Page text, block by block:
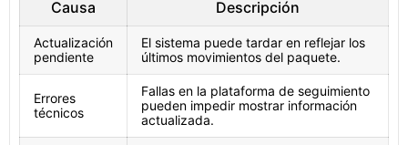
Causa Descripción
Actualización
pendiente
El sistema puede tardar en reflejar los
últimos movimientos del paquete.
Errores
técnicos
Fallas en la plataforma de seguimiento
pueden impedir mostrar información
actualizada.